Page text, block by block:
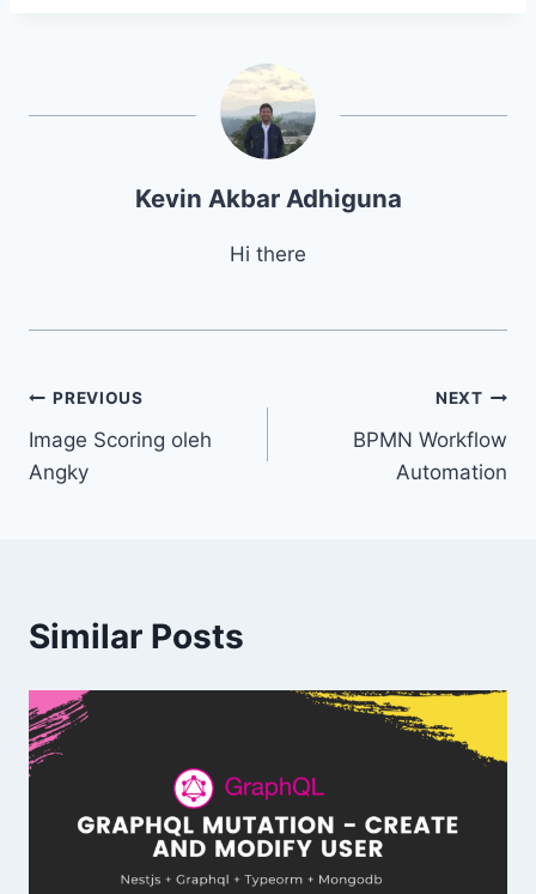
Kevin Akbar Adhiguna
Hi there
PREVIOUS
Image Scoring oleh
Angky
NEXT
BPMN Workflow
Automation
Similar Posts